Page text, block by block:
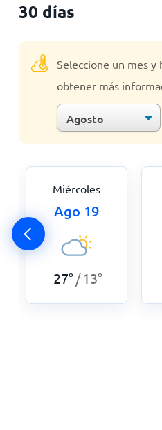
30 días
Seleccione un mes y
obtener más
Miércoles
Ago 19
27° /13°